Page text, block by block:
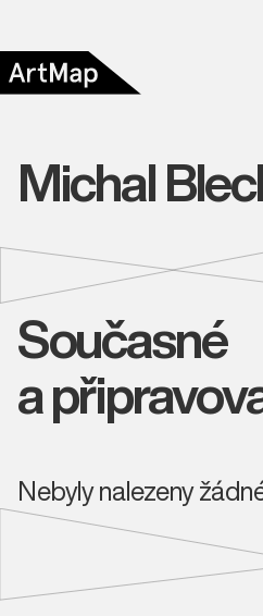
Michal
Současné
a
Nebyly nalezeny